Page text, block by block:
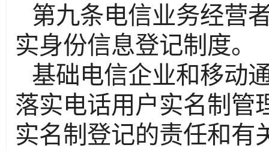
第九条电信业务经营
实身份信息登记制度。
基础电信企业和移动
落实电话用户实名制管
实名制登记的责任和有